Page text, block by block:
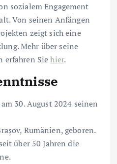
sozialem Engagement
Von seinen Anfängen
zeigt sich eine
Mehr über seine
erfahren Siehier.
30. August 2024 seinen
Rumänien, geboren.
über 50 Jahren die